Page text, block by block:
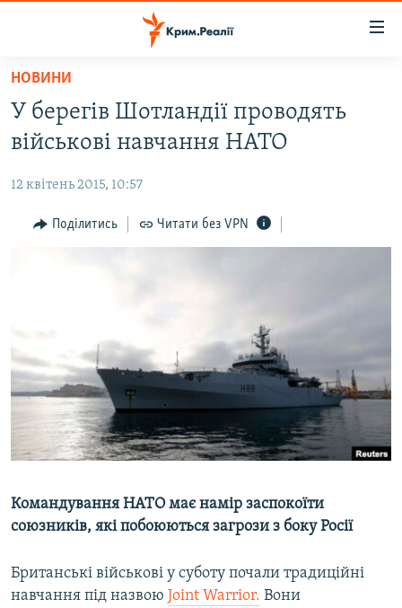
Перейти
основного
матеріалу
до
навігації
НОВИНИ
ВОДА.КРИМ
ПОЛІТИКА
БЛОГИ
СПЕЦПРОЕКТИ
ДЕПОРТАЦІЯ
ВІДЕОУРОКИ «ELIFBE»
СВІДЧЕННЯ ОКУПАЦІЇ
ІНФОГРАФІКА
ЯК ОБІЙТИ БЛОКУВАННЯ
Русский
Qırımtatar
ДОЛУЧАЙСЯ!
Усі сайти RFE/RL
НОВИНИ
У берегів Шотландії проводять
військові навчання НАТО
12 квітень 2015, 10:57
Поділитись Читати без VPN
Командування НАТО має намір заспокоїти
союзників, які побоюються загрози з боку Росії
Британські військові у суботу почали традиційні
навчання під назвою Joint Warrior. Вони